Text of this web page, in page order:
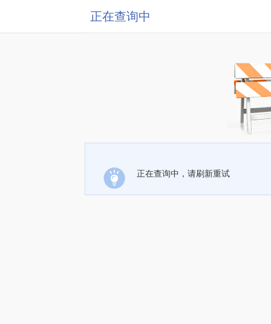
正在查询中
正在查询中，请刷新重试